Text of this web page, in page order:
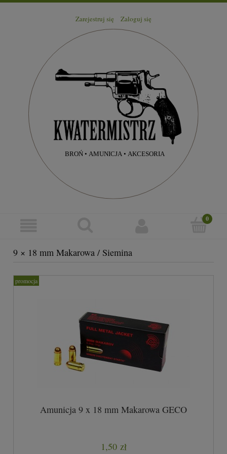
Zarejestruj się Zaloguj się
9 × 18 mm Makarowa / Siemina
Amunicja 9 x 18 mm Makarowa GECO
1,50 zł
promocja